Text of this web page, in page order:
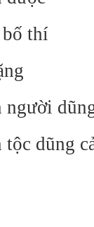
thí
người
tộc dũng